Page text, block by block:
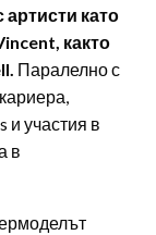
като
както
Паралелно с
и участия в
в